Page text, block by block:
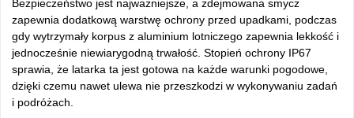
Bezpieczeństwo jest najważniejsze, a zdejmowana smycz
zapewnia dodatkową warstwę ochrony przed upadkami, podczas
gdy wytrzymały korpus z aluminium lotniczego zapewnia lekkość i
jednocześnie niewiarygodną trwałość. Stopień ochrony IP67
sprawia, że latarka ta jest gotowa na każde warunki pogodowe,
dzięki czemu nawet ulewa nie przeszkodzi w wykonywaniu zadań
i podróżach.